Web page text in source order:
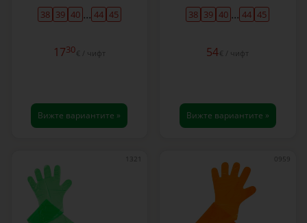
38 39 40 ... 44 45
1730€ / чифт
Вижте вариантите »
38 39 40 ... 44 45
54€ / чифт
Вижте вариантите »
1321 0959